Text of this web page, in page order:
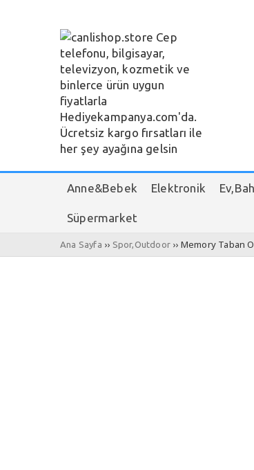
Anne&Bebek Elektronik
Süpermarket
Ana Sayfa ›› Spor,Outdoor ›› Memory Taban